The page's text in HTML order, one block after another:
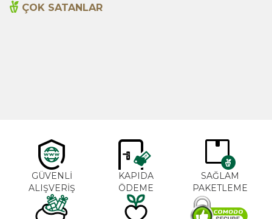
ÇOK SATANLAR
GÜVENLİ
ALIŞVERİŞ
KAPIDA
ÖDEME
SAĞLAM
PAKETLEME